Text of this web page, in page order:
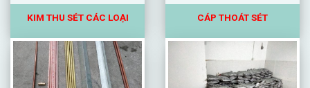
KIM THU SÉT CÁC LOẠI CÁP THOÁT SÉT